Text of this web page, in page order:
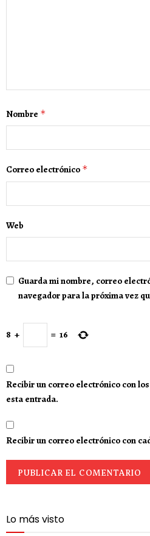
Nombre *
Correo electrónico *
Web
Guarda mi nombre, correo
navegador para la próxima vez
8 + = 16
Recibir un correo electrónico con
esta entrada.
Recibir un correo electrónico con
Lo más visto